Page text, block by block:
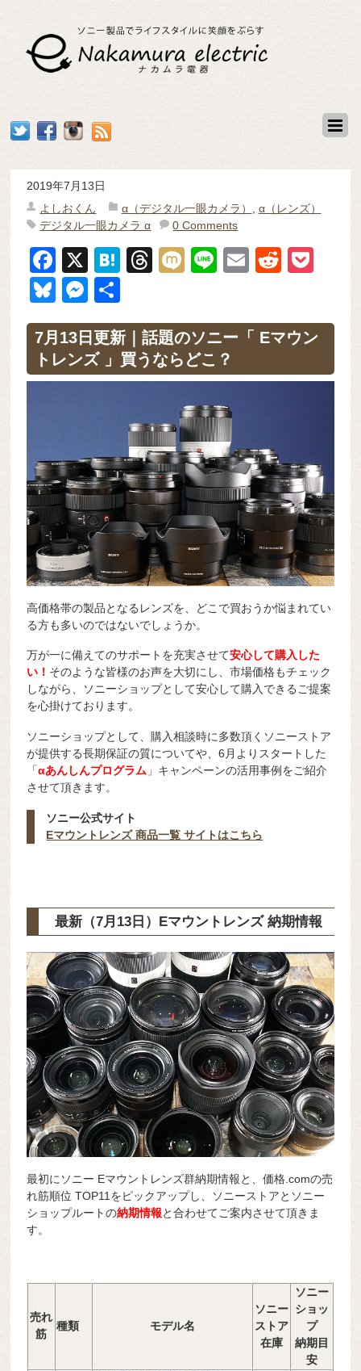
2019年7月13日
よしおくん
α（デジタル一眼カメラ）
α（レンズ）
デジタル一眼カメラ α
0 Comments
F
a
c
e
b
o
X
H
n
a
T
a
d
s
M
Li
E
R
di et
Bl
u
e
sk
M
e
ss
e
有
7月13日更新｜話題のソニー「 Eマウン
トレンズ 」買うならどこ？
高価格帯の製品となるレンズを、どこで買おうか悩まれてい
る方も多いのではないでしょうか。
万が一に備えてのサポートを充実させて安心して購入した
い！ そのような皆様のお声を大切にし、市場価格もチェック
しながら、ソニーショップとして安心して購入できるご提案
を心掛けております。
ソニーショップとして、購入相談時に多数頂くソニーストア
が提供する長期保証の質についてや、6月よりスタートした
「αあんしんプログラム 」キャンペーンの活用事例をご紹介
させて頂きます。
ソニー公式サイト
Eマウントレンズ 商品一覧 サイトはこちら
最新（7月13日）Eマウントレンズ 納期情報
最初にソニー Eマウントレンズ群納期情報と、価格.comの売
れ筋順位 TOP11をピックアップし、ソニーストアとソニー
ショップルートの納期情報と合わせてご案内させて頂きま
す。
売れ
筋
種類 モデル名
ソニー
ストア
在庫
ソニー
ショッ
プ
納期目
安